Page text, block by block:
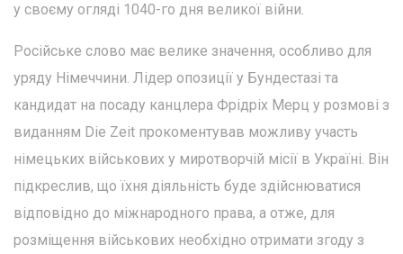
у своєму огляді 1040-го дня великої війни.
Російське слово має велике значення, особливо для
уряду Німеччини. Лідер опозиції у Бундестазі та
кандидат на посаду канцлера Фрідріх Мерц у розмові з
виданням Die Zeit прокоментував можливу участь
німецьких військових у миротворчій місії в Україні. Він
підкреслив, що їхня діяльність буде здійснюватися
відповідно до міжнародного права, а отже, для
розміщення військових необхідно отримати згоду з